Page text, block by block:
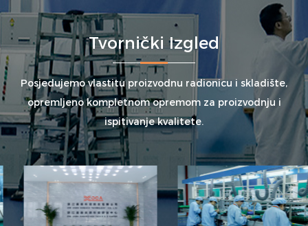
Tvornički Izgled
Posjedujemo vlastitu proizvodnu radionicu i skladište,
opremljeno kompletnom opremom za proizvodnju i
ispitivanje kvalitete.